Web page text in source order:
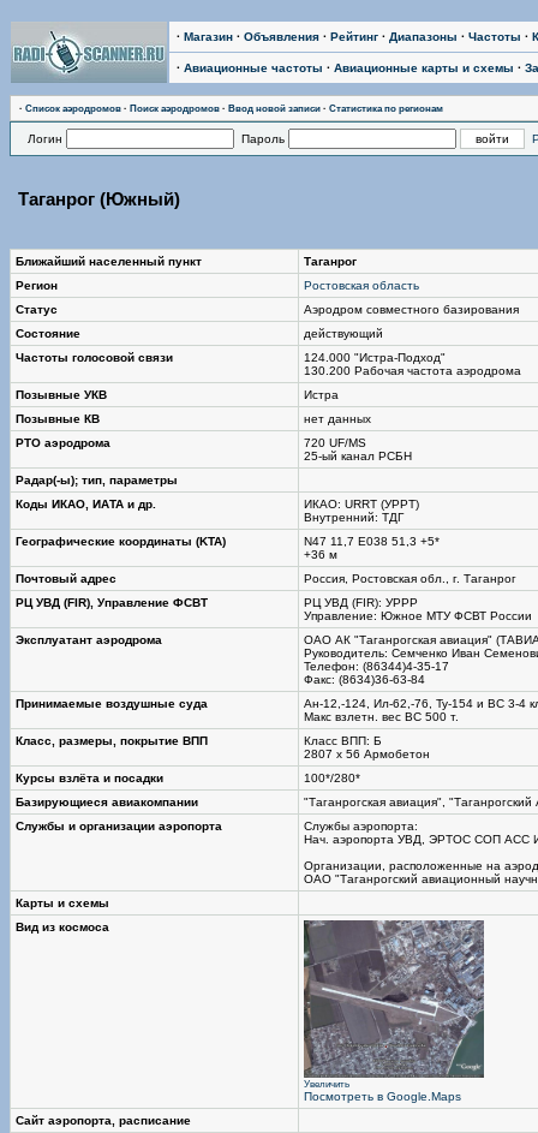
· Магазин · Объявления · Рейтинг · Диапазоны · Частоты ·
· Авиационные частоты · Авиационные карты и схемы ·
· Список аэродромов · Поиск аэродромов · Ввод новой записи · Статистика по регионам
Логин Пароль
Таганрог (Южный)
Ближайший населенный пункт
Таганрог
Регион
Ростовская область
Статус
Аэродром совместного базирования
Состояние
действующий
Частоты голосовой связи
124.000 "Истра-Подход"
130.200 Рабочая частота аэродрома
Позывные УКВ
Истра
Позывные КВ
нет данных
РТО аэродрома
720 UF/MS
25-ый канал РСБН
Радар(-ы); тип, параметры
Коды ИКАО, ИАТА и др.
ИКАО: URRT (УРРТ)
Внутренний: ТДГ
Географические координаты (KTA)
N47 11,7 Е038 51,3 +5*
+36 м
Почтовый адрес
Россия, Ростовская обл., г. Таганрог
РЦ УВД (FIR), Управление ФСВТ
РЦ УВД (FIR): УРРР
Управление: Южное МТУ ФСВТ России
Эксплуатант аэродрома
ОАО АК "Таганрогская авиация"
Руководитель: Семченко Иван
Телефон: (86344)4-35-17
Факс: (8634)36-63-84
Принимаемые воздушные суда
Ан-12,-124, Ил-62,-76, Ту-154 и ВС 3-4
Макс взлетн. вес ВС 500 т.
Класс, размеры, покрытие ВПП
Класс ВПП: Б
2807 х 56 Армобетон
Курсы взлёта и посадки
100*/280*
Базирующиеся авиакомпании
"Таганрогская авиация",
Службы и организации аэропорта
Службы аэропорта:
Нач. аэропорта УВД, ЭРТОС СОП АСС
Организации, расположенные на
ОАО "Таганрогский авиационный
Карты и схемы
Вид из космоса
Увеличить
Посмотреть в Google.Maps
Сайт аэропорта, расписание